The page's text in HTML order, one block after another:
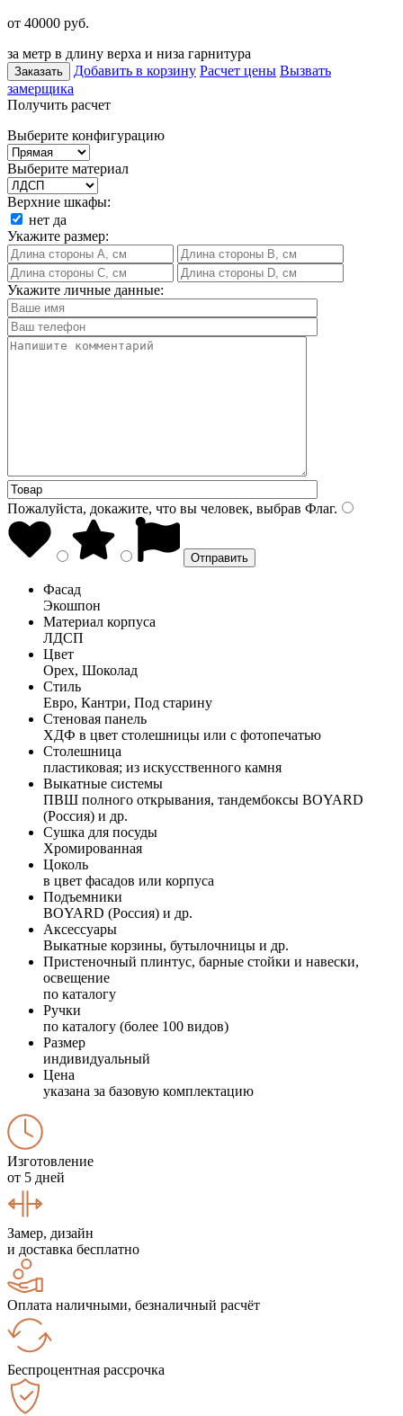
от 40000 руб.
за метр в длину верха и низа гарнитура
Заказать Добавить в корзину Расчет цены Вызвать
замерщика
Получить расчет
Выберите конфигурацию
Выберите материал
Верхние шкафы:
нет да
Укажите размер:
Укажите личные данные:
Пожалуйста, докажите, что вы человек, выбрав Флаг.
Фасад
Экошпон
Материал корпуса
ЛДСП
Цвет
Орех, Шоколад
Стиль
Евро, Кантри, Под старину
Стеновая панель
ХДФ в цвет столешницы или с фотопечатью
Столешница
пластиковая; из искусственного камня
Выкатные системы
ПВШ полного открывания, тандембоксы BOYARD
(Россия) и др.
Сушка для посуды
Хромированная
Цоколь
в цвет фасадов или корпуса
Подъемники
BOYARD (Россия) и др.
Аксессуары
Выкатные корзины, бутылочницы и др.
Пристеночный плинтус, барные стойки и навески,
освещение
по каталогу
Ручки
по каталогу (более 100 видов)
Размер
индивидуальный
Цена
указана за базовую комплектацию
Изготовление
от 5 дней
Замер, дизайн
и доставка бесплатно
Оплата наличными, безналичный расчёт
Беспроцентная рассрочка